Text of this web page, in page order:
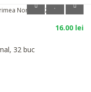
16.00 lei
32 buc